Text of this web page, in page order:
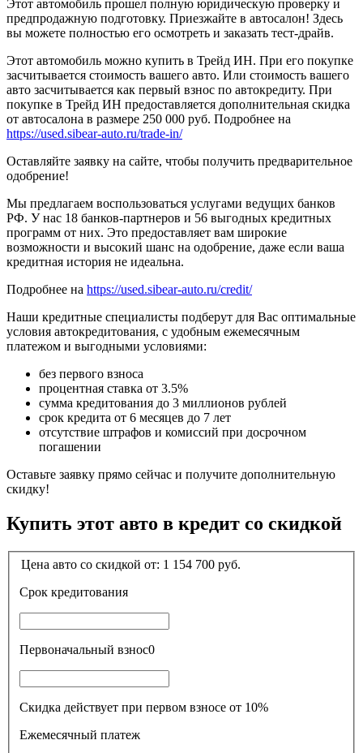
Этот автомобиль прошел полную юридическую проверку и
предпродажную подготовку. Приезжайте в автосалон! Здесь
вы можете полностью его осмотреть и заказать тест-драйв.
Этот автомобиль можно купить в Трейд ИН. При его покупке
засчитывается стоимость вашего авто. Или стоимость вашего
авто засчитывается как первый взнос по автокредиту. При
покупке в Трейд ИН предоставляется дополнительная скидка
от автосалона в размере 250 000 руб. Подробнее на
https://used.sibear-auto.ru/trade-in/
Оставляйте заявку на сайте, чтобы получить предварительное
одобрение!
Мы предлагаем воспользоваться услугами ведущих банков
РФ. У нас 18 банков-партнеров и 56 выгодных кредитных
программ от них. Это предоставляет вам широкие
возможности и высокий шанс на одобрение, даже если ваша
кредитная история не идеальна.
Подробнее на https://used.sibear-auto.ru/credit/
Наши кредитные специалисты подберут для Вас оптимальные
условия автокредитования, с удобным ежемесячным
платежом и выгодными условиями:
без первого взноса
процентная ставка от 3.5%
сумма кредитования до 3 миллионов рублей
срок кредита от 6 месяцев до 7 лет
отсутствие штрафов и комиссий при досрочном
погашении
Оставьте заявку прямо сейчас и получите дополнительную
скидку!
Купить этот авто в кредит со скидкой
Цена авто со скидкой от: 1 154 700 руб.
Срок кредитования
Первоначальный взнос0
Скидка действует при первом взносе от 10%
Ежемесячный платеж